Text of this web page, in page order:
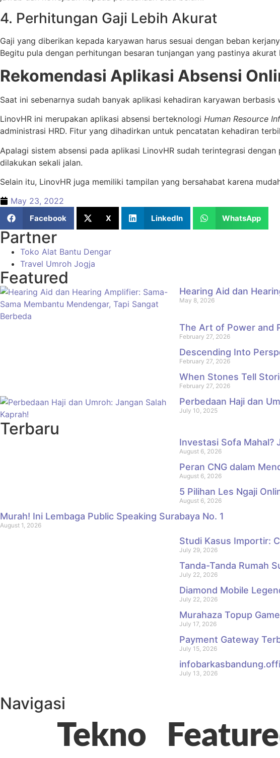
4. Perhitungan Gaji Lebih Akurat
Gaji yang diberikan kepada karyawan harus sesuai dengan beban
Begitu pula dengan perhitungan besaran tunjangan yang pastinya
Rekomendasi Aplikasi Absensi
Saat ini sebenarnya sudah banyak aplikasi kehadiran karyawan
LinovHR ini merupakan aplikasi absensi berteknologi Human Resource
administrasi HRD. Fitur yang dihadirkan untuk pencatatan kehadiran
Apalagi sistem absensi pada aplikasi LinovHR sudah terintegrasi
dilakukan sekali jalan.
Selain itu, LinovHR juga memiliki tampilan yang bersahabat karena
May 23, 2022
Facebook X LinkedIn WhatsApp
Partner
Toko Alat Bantu Dengar
Travel Umroh Jogja
Featured
Hearing Aid dan
May 8, 2026
The Art of Power and
February 27, 2026
Descending Into
February 27, 2026
When Stones Tell
February 27, 2026
Perbedaan Haji dan
July 10, 2025
Terbaru
Investasi Sofa Mahal?
August 6, 2026
Peran CNG dalam
August 6, 2026
5 Pilihan Les Ngaji
August 6, 2026
Murah! Ini Lembaga Public Speaking Surabaya No. 1
August 1, 2026
Studi Kasus Importir:
July 29, 2026
Tanda-Tanda Rumah
July 22, 2026
Diamond Mobile
July 22, 2026
Murahaza Topup
July 17, 2026
Payment Gateway
July 15, 2026
July 13, 2026
Navigasi
Tekno